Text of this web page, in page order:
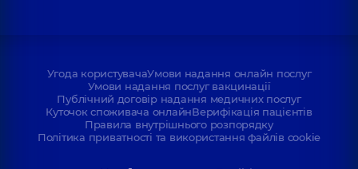
Угода користувачаУмови надання онлайн послуг
Умови надання послуг вакцинації
Публічний договір надання медичних послуг
Куточок споживача онлайнВерифікація пацієнтів
Правила внутрішнього розпорядку
Політика приватності та використання файлів cookie